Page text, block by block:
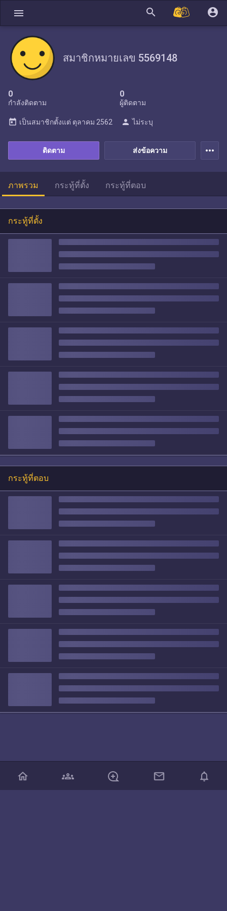
menu search account_circle
สมาชิกหมายเลข 5569148
0
กำลังติดตาม
0
ผู้ติดตาม
ส่งข้อความ
ติดตาม
today เป็นสมาชิกตั้งแต่ ตุลาคม 2562 person ไม่ระบุ
more_horiz
ภาพรวม กระทู้ที่ตั้ง กระทู้ที่ตอบ
กระทู้ที่ตั้ง
กระทู้ที่ตอบ